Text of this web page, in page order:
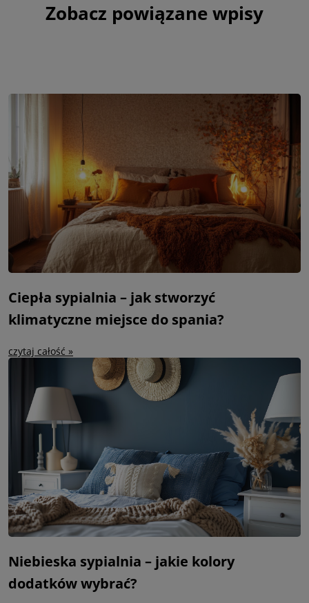
Zobacz powiązane wpisy
Ciepła sypialnia – jak stworzyć
klimatyczne miejsce do spania?
czytaj całość »
Niebieska sypialnia – jakie kolory
dodatków wybrać?